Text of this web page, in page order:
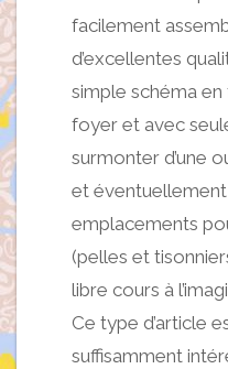
facilement
d’excellentes
simple schéma
foyer et avec
surmonter d’une
et
emplacements
(pelles et
libre cours à
Ce type d’article
suffisamment